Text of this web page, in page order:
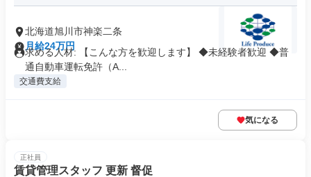
北海道旭川市神楽二条
月給24万円
求める人材: 【こんな方を歓迎します】 ◆未経験者歓迎 ◆普
通自動車運転免許（A...
交通費支給
気になる
正社員
賃貸管理スタッフ 更新 督促